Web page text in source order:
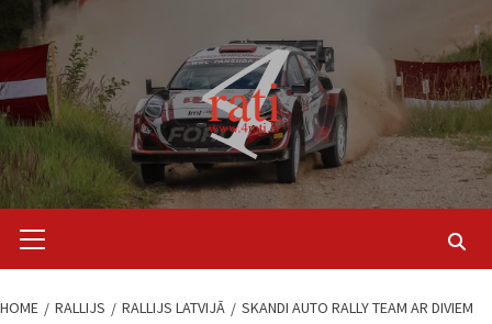
content
Menu
HOME RALLIJS RALLIJS LATVIJĀ
SKANDI AUTO RALLY TEAM AR DIVIEM